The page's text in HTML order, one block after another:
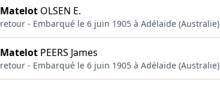
Matelot OLSEN E.
retour - Embarqué le 6 juin 1905 à Adélaïde (Australie)
Matelot PEERS James
retour - Embarqué le 6 juin 1905 à Adélaïde (Australie)